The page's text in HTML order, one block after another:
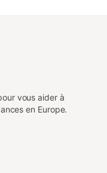
vous aider à
en Europe.